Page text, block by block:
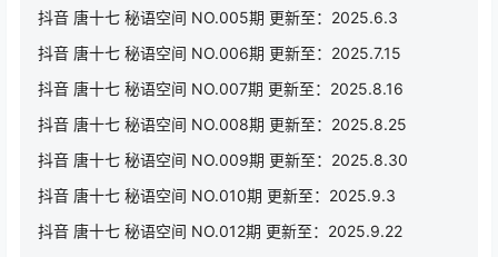
抖音 唐十七 秘语空间 NO.005期 更新至：2025.6.3
抖音 唐十七 秘语空间 NO.006期 更新至：2025.7.15
抖音 唐十七 秘语空间 NO.007期 更新至：2025.8.16
抖音 唐十七 秘语空间 NO.008期 更新至：2025.8.25
抖音 唐十七 秘语空间 NO.009期 更新至：2025.8.30
抖音 唐十七 秘语空间 NO.010期 更新至：2025.9.3
抖音 唐十七 秘语空间 NO.012期 更新至：2025.9.22